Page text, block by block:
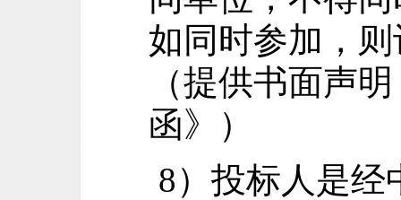
如同时参加，
（提供书面声
函》）
8）投标人是经